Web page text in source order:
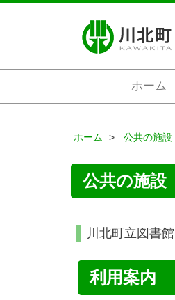
ホーム
ホーム 公共の施設
公共の施設
川北町立図書館
利用案内